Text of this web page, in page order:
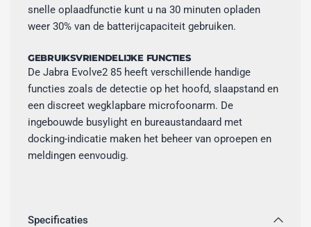
snelle oplaadfunctie kunt u na 30 minuten opladen
weer 30% van de batterijcapaciteit gebruiken.
GEBRUIKSVRIENDELIJKE FUNCTIES
De Jabra Evolve2 85 heeft verschillende handige
functies zoals de detectie op het hoofd, slaapstand en
een discreet wegklapbare microfoonarm. De
ingebouwde busylight en bureaustandaard met
docking-indicatie maken het beheer van oproepen en
meldingen eenvoudig.
Specificaties